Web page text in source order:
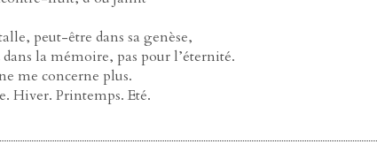
peut-être dans sa genèse,
dans la mémoire, pas pour l’éternité.
me concerne plus.
Hiver. Printemps. Eté.